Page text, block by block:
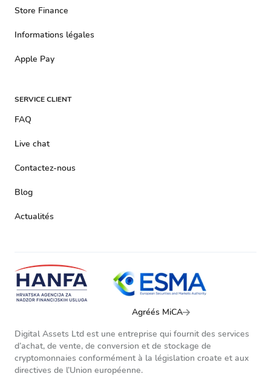
Store Finance
Informations légales
Apple Pay
SERVICE CLIENT
FAQ
Live chat
Contactez-nous
Blog
Actualités
Agréés MiCA
Digital Assets Ltd est une entreprise qui fournit des services
d’achat, de vente, de conversion et de stockage de
cryptomonnaies conformément à la législation croate et aux
directives de l’Union européenne.